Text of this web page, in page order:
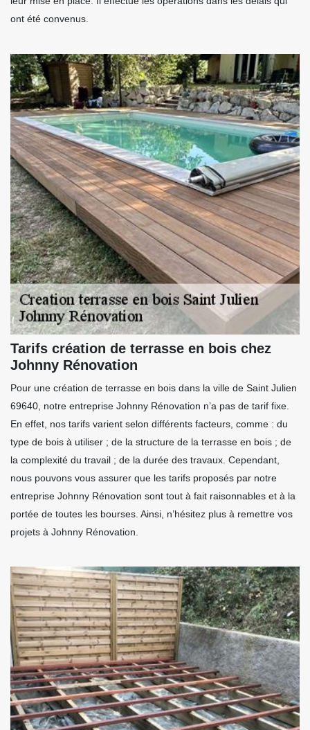
ont été convenus.
Tarifs création de terrasse en bois chez
Johnny Rénovation
Pour une création de terrasse en bois dans la ville de Saint Julien
69640, notre entreprise Johnny Rénovation n’a pas de tarif fixe.
En effet, nos tarifs varient selon différents facteurs, comme : du
type de bois à utiliser ; de la structure de la terrasse en bois ; de
la complexité du travail ; de la durée des travaux. Cependant,
nous pouvons vous assurer que les tarifs proposés par notre
entreprise Johnny Rénovation sont tout à fait raisonnables et à la
portée de toutes les bourses. Ainsi, n’hésitez plus à remettre vos
projets à Johnny Rénovation.